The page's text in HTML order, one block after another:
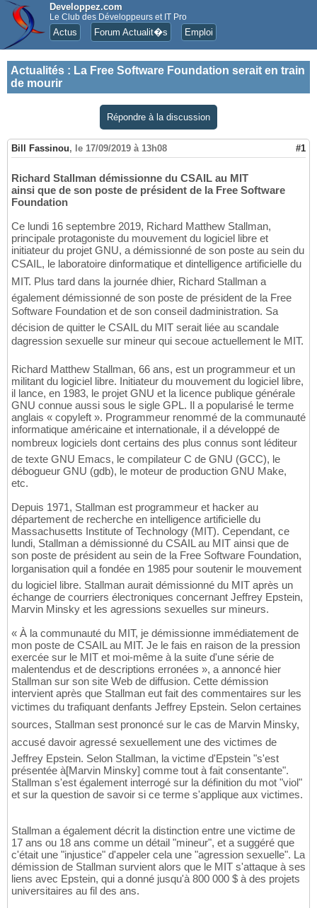
Developpez.com
Le Club des Développeurs et IT Pro
Actus Forum Actualit�s Emploi
Actualités : La Free Software Foundation serait en train
de mourir
Répondre à la discussion
Bill Fassinou, le 17/09/2019 à 13h08 #1
Richard Stallman démissionne du CSAIL au MIT
ainsi que de son poste de président de la Free Software
Foundation
Ce lundi 16 septembre 2019, Richard Matthew Stallman,
principale protagoniste du mouvement du logiciel libre et
initiateur du projet GNU, a démissionné de son poste au sein du
CSAIL, le laboratoire dinformatique et dintelligence artificielle du
MIT. Plus tard dans la journée dhier, Richard Stallman a
également démissionné de son poste de président de la Free
Software Foundation et de son conseil dadministration. Sa
décision de quitter le CSAIL du MIT serait liée au scandale
dagression sexuelle sur mineur qui secoue actuellement le MIT.
Richard Matthew Stallman, 66 ans, est un programmeur et un
militant du logiciel libre. Initiateur du mouvement du logiciel libre,
il lance, en 1983, le projet GNU et la licence publique générale
GNU connue aussi sous le sigle GPL. Il a popularisé le terme
anglais « copyleft ». Programmeur renommé de la communauté
informatique américaine et internationale, il a développé de
nombreux logiciels dont certains des plus connus sont léditeur
de texte GNU Emacs, le compilateur C de GNU (GCC), le
débogueur GNU (gdb), le moteur de production GNU Make,
etc.
Depuis 1971, Stallman est programmeur et hacker au
département de recherche en intelligence artificielle du
Massachusetts Institute of Technology (MIT). Cependant, ce
lundi, Stallman a démissionné du CSAIL au MIT ainsi que de
son poste de président au sein de la Free Software Foundation,
lorganisation quil a fondée en 1985 pour soutenir le mouvement
du logiciel libre. Stallman aurait démissionné du MIT après un
échange de courriers électroniques concernant Jeffrey Epstein,
Marvin Minsky et les agressions sexuelles sur mineurs.
« À la communauté du MIT, je démissionne immédiatement de
mon poste de CSAIL au MIT. Je le fais en raison de la pression
exercée sur le MIT et moi-même à la suite d'une série de
malentendus et de descriptions erronées », a annoncé hier
Stallman sur son site Web de diffusion. Cette démission
intervient après que Stallman eut fait des commentaires sur les
victimes du trafiquant denfants Jeffrey Epstein. Selon certaines
sources, Stallman sest prononcé sur le cas de Marvin Minsky,
accusé davoir agressé sexuellement une des victimes de
Jeffrey Epstein. Selon Stallman, la victime d'Epstein "s'est
présentée à[Marvin Minsky] comme tout à fait consentante".
Stallman s'est également interrogé sur la définition du mot "viol"
et sur la question de savoir si ce terme s'applique aux victimes.
Stallman a également décrit la distinction entre une victime de
17 ans ou 18 ans comme un détail "mineur", et a suggéré que
c'était une "injustice" d'appeler cela une "agression sexuelle". La
démission de Stallman survient alors que le MIT s'attaque à ses
liens avec Epstein, qui a donné jusqu'à 800 000 $ à des projets
universitaires au fil des ans.